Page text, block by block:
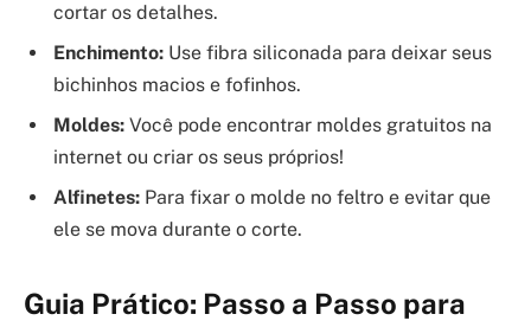
cortar os detalhes.
Enchimento: Use fibra siliconada para deixar seus
bichinhos macios e fofinhos.
Moldes: Você pode encontrar moldes gratuitos na
internet ou criar os seus próprios!
Alfinetes: Para fixar o molde no feltro e evitar que
ele se mova durante o corte.
Guia Prático: Passo a Passo para